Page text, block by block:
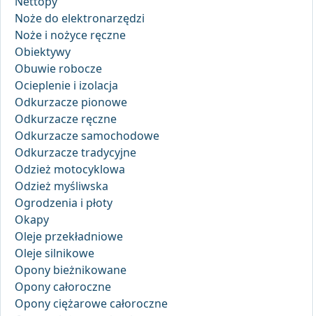
Noże do elektronarzędzi
Noże i nożyce ręczne
Obiektywy
Obuwie robocze
Ocieplenie i izolacja
Odkurzacze pionowe
Odkurzacze ręczne
Odkurzacze samochodowe
Odkurzacze tradycyjne
Odzież motocyklowa
Odzież myśliwska
Ogrodzenia i płoty
Okapy
Oleje przekładniowe
Oleje silnikowe
Opony bieżnikowane
Opony całoroczne
Opony ciężarowe całoroczne